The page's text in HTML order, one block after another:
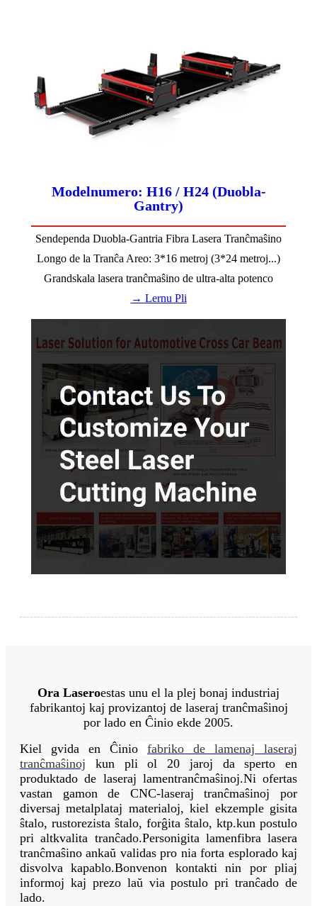
Modelnumero: H16 / H24 (Duobla-
Gantry)
Sendependa Duobla-Gantria Fibra Lasera Tranĉmaŝino
Longo de la Tranĉa Areo: 3*16 metroj (3*24 metroj...)
Grandskala lasera tranĉmaŝino de ultra-alta potenco
→ Lernu Pli
Ora Laseroestas unu el la plej bonaj industriaj
fabrikantoj kaj provizantoj de laseraj tranĉmaŝinoj
por lado en Ĉinio ekde 2005.
Kiel gvida en Ĉinio
fabriko de lamenaj laseraj
tranĉmaŝinoj
kun pli ol 20 jaroj da sperto en
produktado de laseraj lamentranĉmaŝinoj.Ni ofertas
vastan gamon de CNC-laseraj tranĉmaŝinoj por
diversaj metalplataj materialoj, kiel ekzemple gisita
ŝtalo, rustorezista ŝtalo, forĝita ŝtalo, ktp.kun postulo
pri altkvalita tranĉado.Personigita lamenfibra lasera
tranĉmaŝino ankaŭ validas pro nia forta esplorado kaj
disvolva kapablo.Bonvenon kontakti nin por pliaj
informoj kaj prezo laŭ via postulo pri tranĉado de
lado.